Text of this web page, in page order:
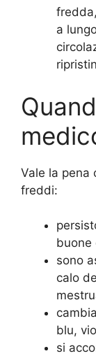
a
Vale la pena
freddi:
buone
sono
calo
blu,
si